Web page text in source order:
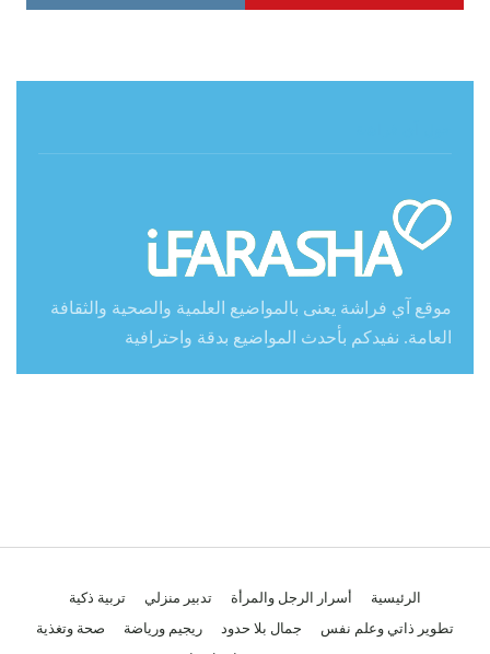
موقع آي فراشة يعنى بالمواضيع العلمية والصحية والثقافة
العامة. نفيدكم بأحدث المواضيع بدقة واحترافية
الرئيسية أسرار الرجل والمرأة تدبير منزلي
تربية ذكية
تطوير ذاتي وعلم نفس
جمال بلا حدود ريجيم ورياضة
صحة وتغذية